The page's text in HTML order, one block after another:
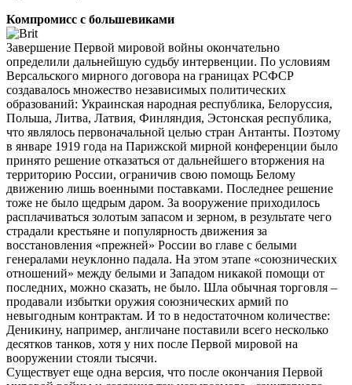
Компромисс с большевиками
Завершение Первой мировой войны окончательно
определили дальнейшую судьбу интервенции. По условиям
Версальского мирного договора на границах РСФСР
создавалось множество независимых политических
образований: Украинская народная республика, Белоруссия,
Польша, Литва, Латвия, Финляндия, Эстонская республика,
что являлось первоначальной целью стран Антанты. Поэтому
в январе 1919 года на Парижской мирной конференции было
принято решение отказаться от дальнейшего вторжения на
территорию России, ограничив свою помощь Белому
движению лишь военными поставками. Последнее решение
тоже не было щедрым даром. За вооружение приходилось
расплачиваться золотым запасом и зерном, в результате чего
страдали крестьяне и популярность движения за
восстановления «прежней» России во главе с белыми
генералами неуклонно падала. На этом этапе «союзнических
отношений» между белыми и Западом никакой помощи от
последних, можно сказать, не было. Шла обычная торговля –
продавали избытки оружия союзнических армий по
невыгодным контрактам. И то в недостаточном количестве:
Деникину, например, англичане поставили всего несколько
десятков танков, хотя у них после Первой мировой на
вооружении стояли тысячи.
Существует еще одна версия, что после окончания Первой